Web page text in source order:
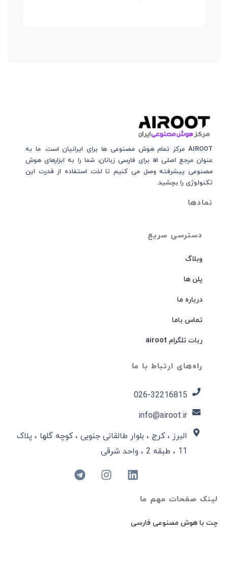
لینک صفحات مهم ما
چت با هوش مصنوعی فارسی
دسترسی سریع
وبلاگ
پلن ها
درباره ما
تماس باما
ربات تلگرام airoot
راه‌های ارتباط با ما
026-32216815​
info@airoot.ir
البرز ، کرج ، بلوار طالقانی جنوبی ، کوچه گلها ، پلاک
11 ، طبقه 2 ، واحد شرقی
AIROOT مرکز تمام هوش مصنوعی‌‌‌ ها برای ایرانیان است. ما به
عنوان مرجع اصلی ai برای فارسی زبانان، شما را به ابزارهای هوش
مصنوعی پیشرفته وصل می کنیم تا لذت استفاده از قدرت این
تکنولوژی را بچشید.
نمادها